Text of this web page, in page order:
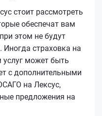
стоит рассмотреть
обеспечат вам
этом не будут
страховка на
может быть
с дополнительными
на Лексус,
предложения на